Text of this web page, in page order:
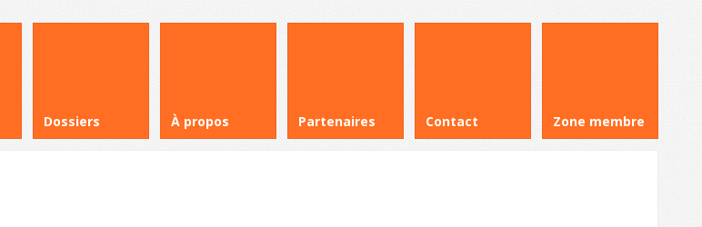
Dossiers À propos Partenaires Contact Zone membre